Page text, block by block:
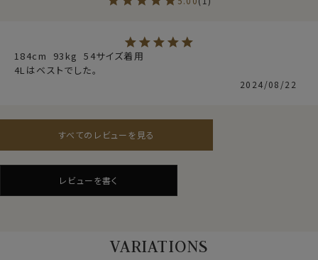
なく、1枚の生地でつながって出来ているため、第一ボタ
ンをはずして衿を開き気味にして着用すると衿から第一
ボタンにかけてきれいなロールが出るようになっていま
ます。
イタリアンカラーと広角なワイドカラーを掛け合わせたス
タイリッシュなノーネクタイ専用の衿型です。
リネンシャツといえどもドレスシャツ(ワイシャツ)の仕様
で生産しているため、衿元しっかり！
くたっとせずきちんと衿立ち、きれいな衿ロールが出るよ
2024/08/22
184cm  93kg  54サイズ着用
4Lはベストでした。
すべてのレビューを見る
レビューを書く
VARIATIONS